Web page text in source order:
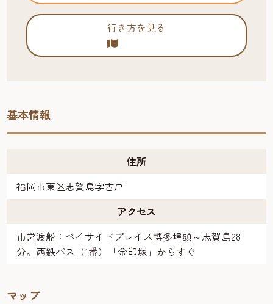
行き方を見る
基本情報
住所
福岡市東区志賀島字古戸
アクセス
市営渡船：ベイサイドプレイス博多埠頭～志賀島28
分。西鉄バス（1番）「金印塚」からすぐ
マップ